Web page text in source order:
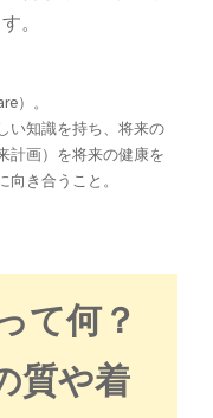
。
）。
い知識を持ち、将来の
計画）を将来の健康を
き合うこと。
て何？
質や着